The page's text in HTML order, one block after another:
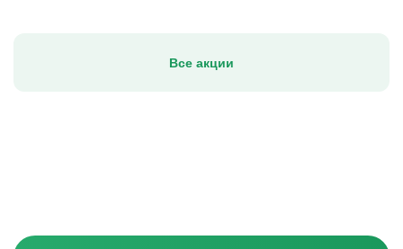
Все акции